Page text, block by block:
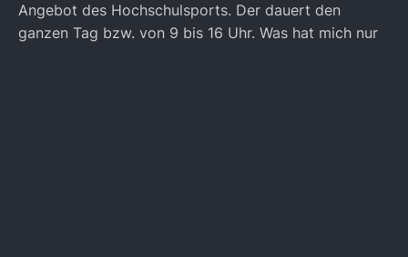
Angebot des Hochschulsports. Der dauert den
ganzen Tag bzw. von 9 bis 16 Uhr. Was hat mich nur